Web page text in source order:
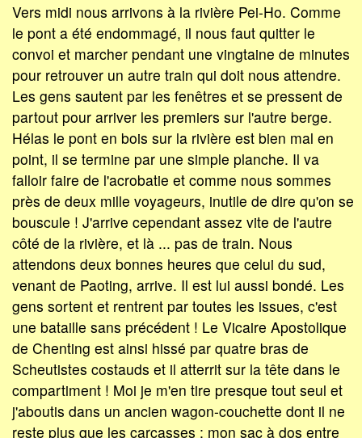
Vers midi nous arrivons à la rivière Pei-Ho. Comme
le pont a été endommagé, il nous faut quitter le
convoi et marcher pendant une vingtaine de minutes
pour retrouver un autre train qui doit nous attendre.
Les gens sautent par les fenêtres et se pressent de
partout pour arriver les premiers sur l'autre berge.
Hélas le pont en bois sur la rivière est bien mal en
point, il se termine par une simple planche. Il va
falloir faire de l'acrobatie et comme nous sommes
près de deux mille voyageurs, inutile de dire qu'on se
bouscule ! J'arrive cependant assez vite de l'autre
côté de la rivière, et là ... pas de train. Nous
attendons deux bonnes heures que celui du sud,
venant de Paoting, arrive. Il est lui aussi bondé. Les
gens sortent et rentrent par toutes les issues, c'est
une bataille sans précédent ! Le Vicaire Apostolique
de Chenting est ainsi hissé par quatre bras de
Scheutistes costauds et il atterrit sur la tête dans le
compartiment ! Moi je m'en tire presque tout seul et
j'aboutis dans un ancien wagon-couchette dont il ne
reste plus que les carcasses ; mon sac à dos entre